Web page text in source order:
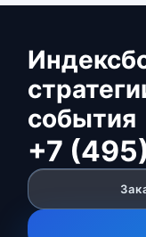
события
+7